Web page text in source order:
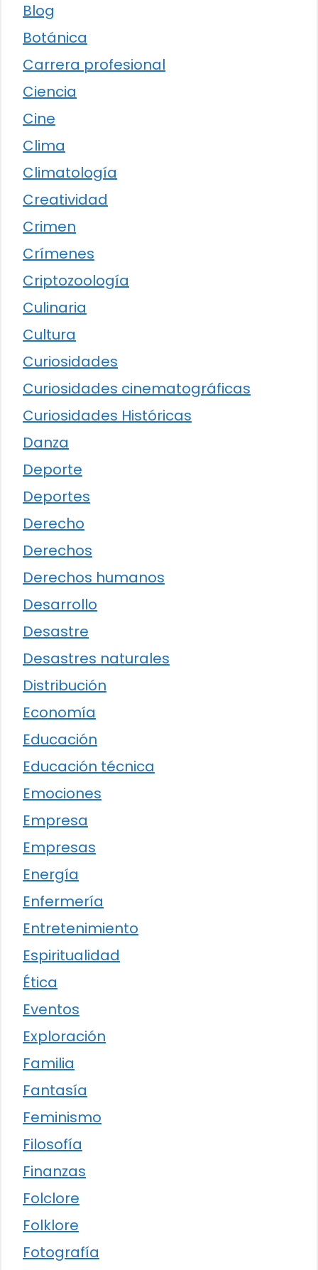
Blog
Botánica
Carrera profesional
Ciencia
Cine
Clima
Climatología
Creatividad
Crimen
Crímenes
Criptozoología
Culinaria
Cultura
Curiosidades
Curiosidades cinematográficas
Curiosidades Históricas
Danza
Deporte
Deportes
Derecho
Derechos
Derechos humanos
Desarrollo
Desastre
Desastres naturales
Distribución
Economía
Educación
Educación técnica
Emociones
Empresa
Empresas
Energía
Enfermería
Entretenimiento
Espiritualidad
Ética
Eventos
Exploración
Familia
Fantasía
Feminismo
Filosofía
Finanzas
Folclore
Folklore
Fotografía